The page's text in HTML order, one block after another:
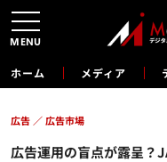
ホーム メディア
広告運用の盲点が露呈？
広告 広告市場
MENU